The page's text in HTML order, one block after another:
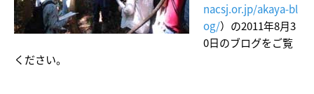
nacsj.or.jp/akaya-bl
og/）の2011年8月3
0日のブログをご覧
ください。